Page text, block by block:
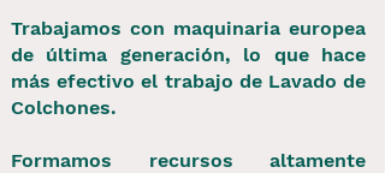
Trabajamos con maquinaria europea
de última generación, lo que hace
más efectivo el trabajo de Lavado de
Colchones.
Formamos recursos altamente